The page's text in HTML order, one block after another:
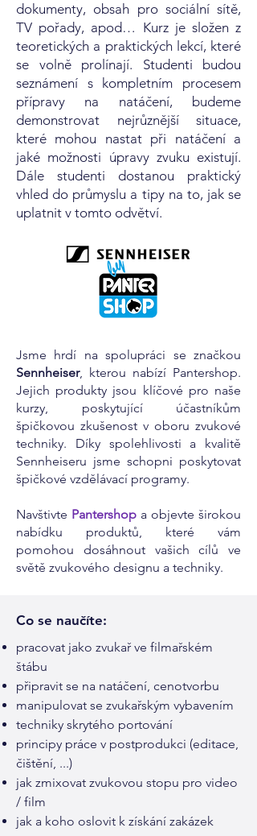
dokumenty, obsah pro sociální sítě,
TV pořady, apod… Kurz je složen z
teoretických a praktických lekcí, které
se volně prolínají. Studenti budou
seznámení s kompletním procesem
přípravy na natáčení, budeme
demonstrovat nejrůznější situace,
které mohou nastat při natáčení a
jaké možnosti úpravy zvuku existují.
Dále studenti dostanou praktický
vhled do průmyslu a tipy na to, jak se
uplatnit v tomto odvětví.
Jsme hrdí na spolupráci se značkou
Sennheiser, kterou nabízí Pantershop.
Jejich produkty jsou klíčové pro naše
kurzy, poskytující účastníkům
špičkovou zkušenost v oboru zvukové
techniky. Díky spolehlivosti a kvalitě
Sennheiseru jsme schopni poskytovat
špičkové vzdělávací programy.
Navštivte Pantershop a objevte širokou
nabídku produktů, které vám
pomohou dosáhnout vašich cílů ve
světě zvukového designu a techniky.
Co se naučíte:
pracovat jako zvukař ve filmařském
štábu
připravit se na natáčení, cenotvorbu
manipulovat se zvukařským vybavením
techniky skrytého portování
principy práce v postprodukci (editace,
čištění, ...)
jak zmixovat zvukovou stopu pro video
/ film
jak a koho oslovit k získání zakázek